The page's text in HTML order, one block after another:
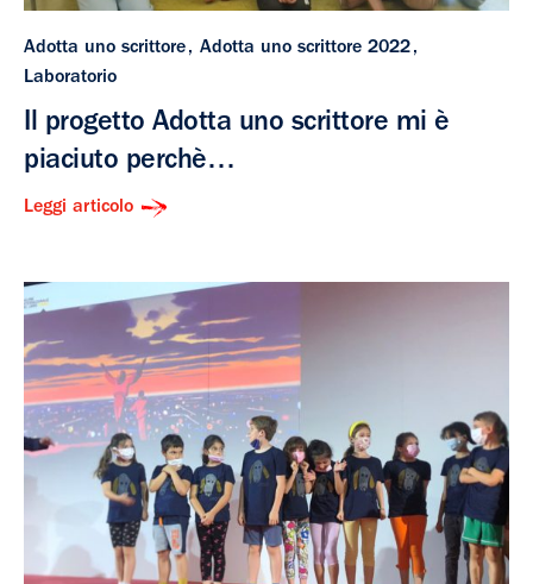
Adotta uno scrittore
Adotta uno scrittore 2022
Laboratorio
Il progetto Adotta uno scrittore mi è
piaciuto perchè…
Leggi articolo